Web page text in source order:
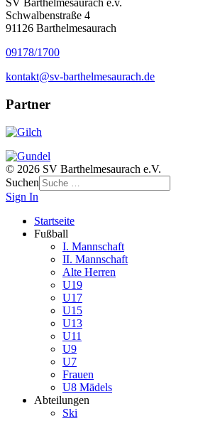
SV Barthelmesaurach e.v.
Schwalbenstraße 4
91126 Barthelmesaurach
09178/1700
kontakt@sv-barthelmesaurach.de
Partner
© 2026 SV Barthelmesaurach e.V.
Suchen
Sign In
Startseite
Fußball
I. Mannschaft
II. Mannschaft
Alte Herren
U19
U17
U15
U13
U11
U9
U7
Frauen
U8 Mädels
Abteilungen
Ski